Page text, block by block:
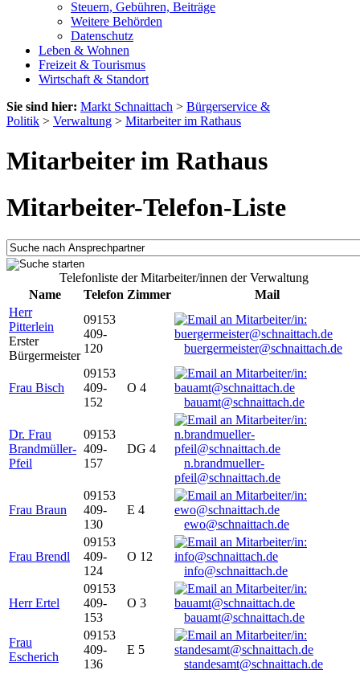
Steuern, Gebühren, Beiträge
Weitere Behörden
Datenschutz
Leben & Wohnen
Freizeit & Tourismus
Wirtschaft & Standort
Sie sind hier: Markt Schnaittach > Bürgerservice &
Politik > Verwaltung > Mitarbeiter im Rathaus
Mitarbeiter im Rathaus
Mitarbeiter-Telefon-Liste
Telefonliste der Mitarbeiter/innen der Verwaltung
Name
Telefon Zimmer
Mail
Herr
Pitterlein
Erster
Bürgermeister
09153
409-
120
buergermeister@schnaittach.de
Frau Bisch
09153
409-
152
O 4
bauamt@schnaittach.de
Dr. Frau
Brandmüller-
Pfeil
09153
409-
157
DG 4
n.brandmueller-
pfeil@schnaittach.de
Frau Braun
09153
409-
130
E 4
ewo@schnaittach.de
Frau Brendl
09153
409-
124
O 12
info@schnaittach.de
Herr Ertel
09153
409-
153
O 3
bauamt@schnaittach.de
Frau
Escherich
09153
409-
136
E 5
standesamt@schnaittach.de